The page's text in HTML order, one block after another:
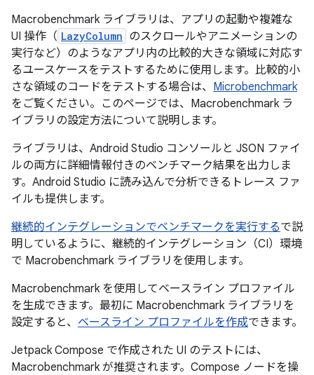
Macrobenchmark ライブラリは、アプリの起動や複雑な
UI 操作（ LazyColumn のスクロールやアニメーションの
実行など）のようなアプリ内の比較的大きな領域に対応す
るユースケースをテストするために使用します。比較的小
さな領域のコードをテストする場合は、 Microbenchmark
をご覧ください。このページでは、Macrobenchmark ラ
イブラリの設定方法について説明します。
ライブラリは、Android Studio コンソールと JSON ファイ
ルの両方に詳細情報付きのベンチマーク結果を出力しま
す。Android Studio に読み込んで分析できるトレース ファ
イルも提供します。
継続的インテグレーションでベンチマークを実行するで説
明しているように、継続的インテグレーション（CI）環境
で Macrobenchmark ライブラリを使用します。
Macrobenchmark を使用してベースライン プロファイル
を生成できます。最初に Macrobenchmark ライブラリを
設定すると、 ベースライン プロファイルを作成できます。
Jetpack Compose で作成された UI のテストには、
Macrobenchmark が推奨されます。Compose ノードを操